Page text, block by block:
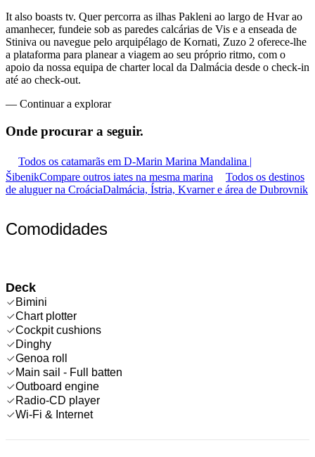
It also boasts tv. Quer percorra as ilhas Pakleni ao largo de Hvar ao
amanhecer, fundeie sob as paredes calcárias de Vis e a enseada de
Stiniva ou navegue pelo arquipélago de Kornati, Zuzo 2 oferece-lhe
a plataforma para planear a viagem ao seu próprio ritmo, com o
apoio da nossa equipa de charter local da Dalmácia desde o check-in
até ao check-out.
— Continuar a explorar
Onde procurar a seguir.
Todos os catamarãs em D-Marin Marina Mandalina |
ŠibenikCompare outros iates na mesma marina
Todos os destinos
de aluguer na CroáciaDalmácia, Ístria, Kvarner e área de Dubrovnik
Comodidades
Deck
Bimini
Chart plotter
Cockpit cushions
Dinghy
Genoa roll
Main sail - Full batten
Outboard engine
Radio-CD player
Wi-Fi & Internet